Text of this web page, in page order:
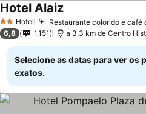
2 Estrelas
Hotel Restaurante colorido e café
Hotel Alaiz
6,8 1.151 a 3.3 km de Centro
Selecione as datas para ver os
exatos.